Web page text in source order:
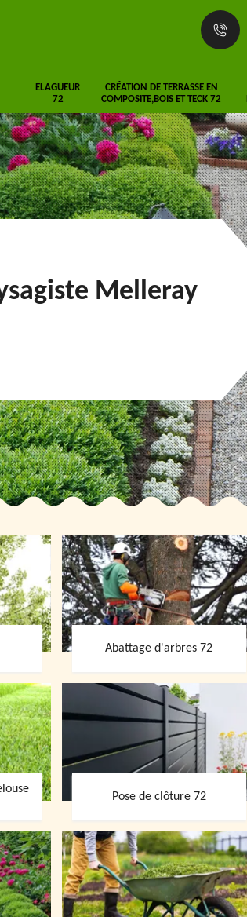
ELAGUEUR
72
CRÉATION DE TERRASSE EN
COMPOSITE,BOIS ET TECK 72
Melleray
Abattage d'arbres 72
Pose de clôture 72